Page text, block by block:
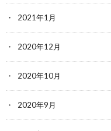
2021年1月
2020年12月
2020年10月
2020年9月